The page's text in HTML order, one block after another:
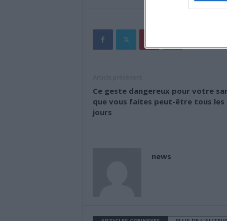
Ce geste dangereux pour votre
que vous faites peut-être tous les
jours
news